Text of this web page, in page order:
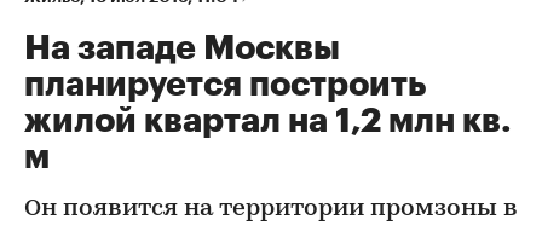
На западе Москвы
планируется построить
жилой квартал на 1,2 млн кв.
м
Он появится на территории промзоны в